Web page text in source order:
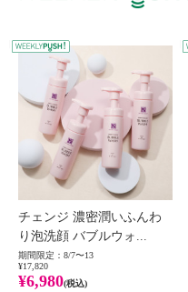
チェンジ 濃密潤いふんわ
り泡洗顔 バブルウォ...
期間限定：8/7〜13
¥17,820
¥6,980(税込)